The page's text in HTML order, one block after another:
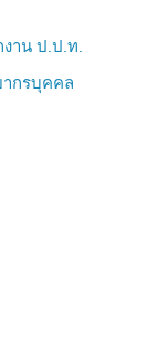
าน ป.ป.ท.
ากรบุคคล